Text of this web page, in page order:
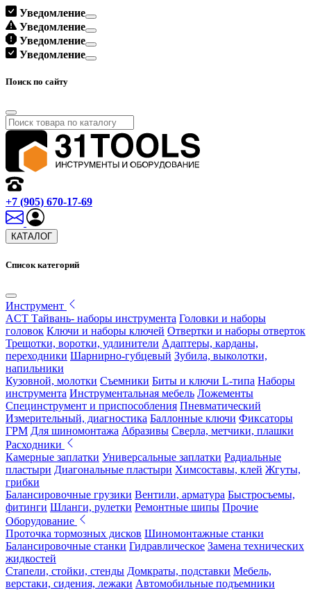
Уведомление
Уведомление
Уведомление
Уведомление
Поиск по сайту
+7 (905) 670-17-69
КАТАЛОГ
Список категорий
Инструмент
ACT Тайвань- наборы инструмента Головки и наборы
головок Ключи и наборы ключей Отвертки и наборы отверток
Трещотки, воротки, удлинители Адаптеры, карданы,
переходники Шарнирно-губцевый Зубила, выколотки,
напильники
Кузовной, молотки Съемники Биты и ключи L-типа Наборы
инструмента Инструментальная мебель Ложементы
Специнструмент и приспособления Пневматический
Измерительный, диагностика Баллонные ключи Фиксаторы
ГРМ Для шиномонтажа Абразивы Сверла, метчики, плашки
Расходники
Камерные заплатки Универсальные заплатки Радиальные
пластыри Диагональные пластыри Химсоставы, клей Жгуты,
грибки
Балансировочные грузики Вентили, арматура Быстросъемы,
фитинги Шланги, рулетки Ремонтные шипы Прочие
Оборудование
Проточка тормозных дисков Шиномонтажные станки
Балансировочные станки Гидравлическое Замена технических
жидкостей
Стапели, стойки, стенды Домкраты, подставки Мебель,
верстаки, сидения, лежаки Автомобильные подъемники